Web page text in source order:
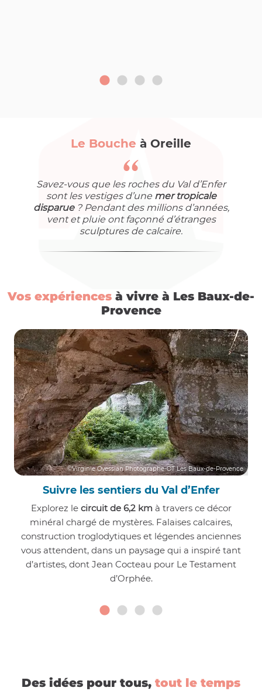
Le Bouche à Oreille
Savez-vous que les roches du Val d’Enfer
sont les vestiges d’une mer tropicale
disparue? Pendant des millions d’années,
vent et pluie ont façonné d’étranges
sculptures de calcaire.
Vos expériences à vivre à Les Baux-de-
Provence
©Virginie Ovessian Photographe-OT Les Baux-de-Provence
Suivre les sentiers du Val d’Enfer
Explorez le circuit de 6,2 kmà travers ce décor
minéral chargé de mystères. Falaises calcaires,
construction troglodytiques et légendes anciennes
vous attendent, dans un paysage qui a inspiré tant
d’artistes, dont Jean Cocteau pour Le Testament
d’Orphée.
Des idées pour tous, tout le temps